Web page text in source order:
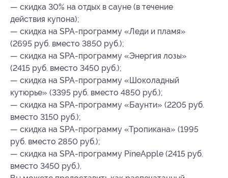
— скидка 30% на отдых в сауне (в течение
действия купона);
— скидка на SPA-программу «Леди и пламя»
(2695 руб. вместо 3850 руб.);
— скидка на SPA-программу «Энергия лозы»
(2415 руб. вместо 3450 руб.);
— скидка на SPA-программу «Шоколадный
кутюрье» (3395 руб. вместо 4850 руб.);
— скидка на SPA-программу «Баунти» (2205 руб.
вместо 3150 руб.);
— скидка на SPA-программу «Тропикана» (1995
руб. вместо 2850 руб.);
— скидка на SPA-программу PineApple (2415 руб.
вместо 3450 руб.).